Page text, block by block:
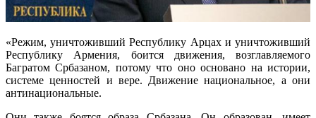
«Режим, уничтоживший Республику Арцах и уничтоживший
Республику Армения, боится движения, возглавляемого
Багратом Србазаном, потому что оно основано на истории,
системе ценностей и вере. Движение национальное, а они
антинациональные.